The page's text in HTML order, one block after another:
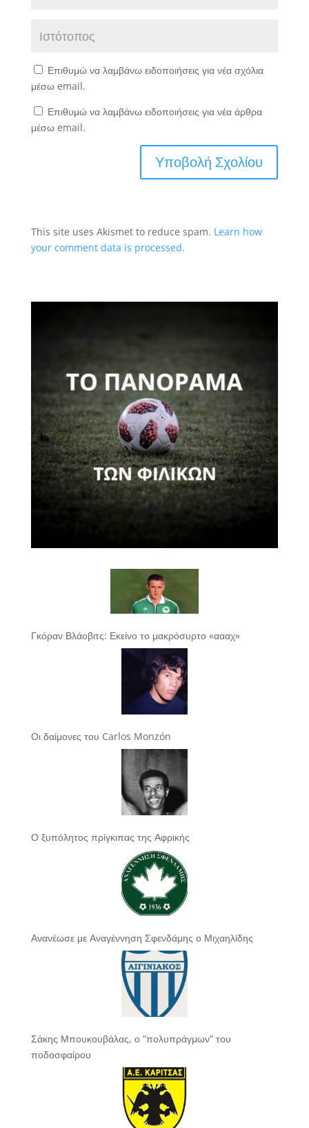
Επιθυμώ να λαμβάνω ειδοποιήσεις για νέα σχόλια
μέσω email.
Επιθυμώ να λαμβάνω ειδοποιήσεις για νέα άρθρα
μέσω email.
This site uses Akismet to reduce spam. Learn how
your comment data is processed.
Γκόραν Βλάοβιτς: Εκείνο το μακρόσυρτο «αααχ»
Οι δαίμονες του Carlos Monzón
Ο ξυπόλητος πρίγκιπας της Αφρικής
Ανανέωσε με Αναγέννηση Σφενδάμης ο Μιχαηλίδης
Σάκης Μπουκουβάλας, ο “πολυπράγμων” του
ποδοσφαίρου